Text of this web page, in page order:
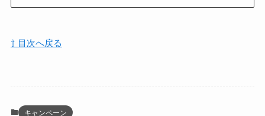
⇧ 目次へ戻る
キャンペーン